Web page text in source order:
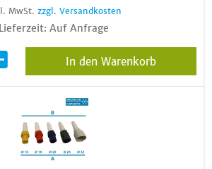
MwSt. zzgl. Versandkosten
Lieferzeit: Auf Anfrage
In den Warenkorb